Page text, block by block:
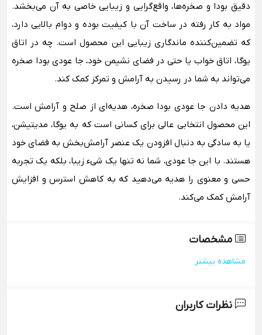
دقیق بودا و صخره‌ها، واقع‌گرایی و زیبایی خاصی به آن می‌بخشد.
مواد به کار رفته در ساخت آن با کیفیت بوده و دوام بالایی دارد،
که تضمین‌کننده ماندگاری زیبایی این محصول است. چه در اتاق
یوگا، اتاق خواب یا حتی در فضای نشیمن خود، جا عودی بودا صخره
می‌تواند به شما در رسیدن به آرامش و تمرکز کمک کند.
هدیه دادن جا عودی بودا صخره، هدیه‌ای از صلح و آرامش است.
این محصول انتخابی عالی برای کسانی است که به یوگا، مدیتیشن،
یا به سادگی به دنبال افزودن یک عنصر آرامش‌بخش به فضای خود
هستند. با این جا عودی، شما نه تنها یک شیء زیبا، بلکه یک تجربه
حسی و معنوی را هدیه می‌دهید که به کاهش استرس و افزایش
آرامش کمک می‌کند.
مشخصات
مشاهده بیشتر
نظرات کاربران